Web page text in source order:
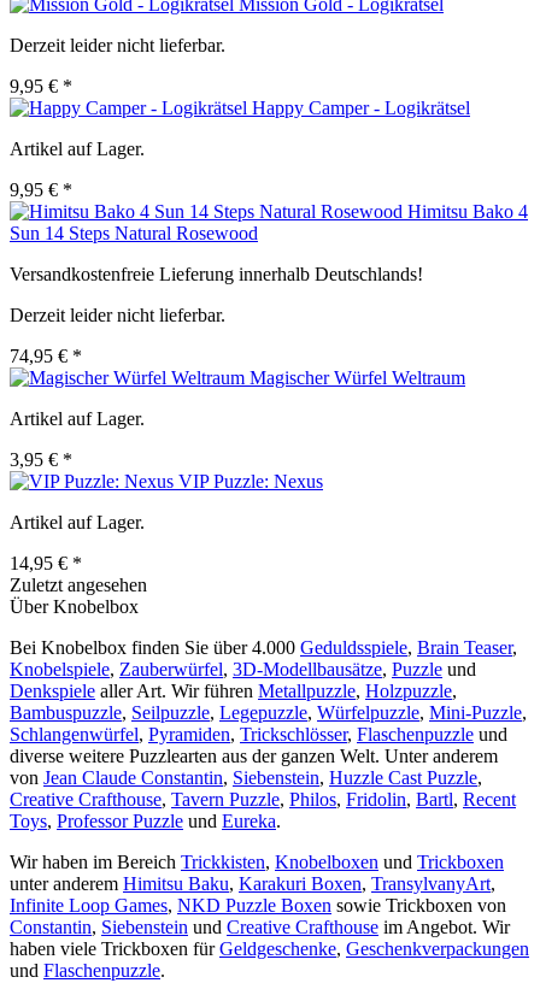
Mission Gold - Logikrätsel
Derzeit leider nicht lieferbar.
9,95 € *
Happy Camper - Logikrätsel
Artikel auf Lager.
9,95 € *
Himitsu Bako 4
Sun 14 Steps Natural Rosewood
Versandkostenfreie Lieferung innerhalb Deutschlands!
Derzeit leider nicht lieferbar.
74,95 € *
Magischer Würfel Weltraum
Artikel auf Lager.
3,95 € *
VIP Puzzle: Nexus
Artikel auf Lager.
14,95 € *
Zuletzt angesehen
Über Knobelbox
Bei Knobelbox finden Sie über 4.000 Geduldsspiele, Brain Teaser,
Knobelspiele, Zauberwürfel, 3D-Modellbausätze, Puzzle und
Denkspiele aller Art. Wir führen Metallpuzzle, Holzpuzzle,
Bambuspuzzle, Seilpuzzle, Legepuzzle, Würfelpuzzle, Mini-Puzzle,
Schlangenwürfel, Pyramiden, Trickschlösser, Flaschenpuzzle und
diverse weitere Puzzlearten aus der ganzen Welt. Unter anderem
von Jean Claude Constantin, Siebenstein, Huzzle Cast Puzzle,
Creative Crafthouse, Tavern Puzzle, Philos, Fridolin, Bartl, Recent
Toys, Professor Puzzle und Eureka.
Wir haben im Bereich Trickkisten, Knobelboxen und Trickboxen
unter anderem Himitsu Baku, Karakuri Boxen, TransylvanyArt,
Infinite Loop Games, NKD Puzzle Boxen sowie Trickboxen von
Constantin, Siebenstein und Creative Crafthouse im Angebot. Wir
haben viele Trickboxen fürGeldgeschenke, Geschenkverpackungen
und Flaschenpuzzle.